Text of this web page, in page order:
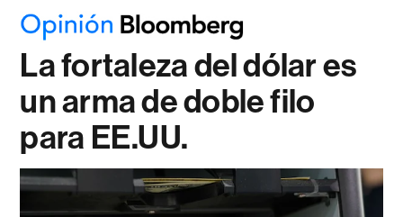
La fortaleza del dólar es
un arma de doble filo
para EE.UU.